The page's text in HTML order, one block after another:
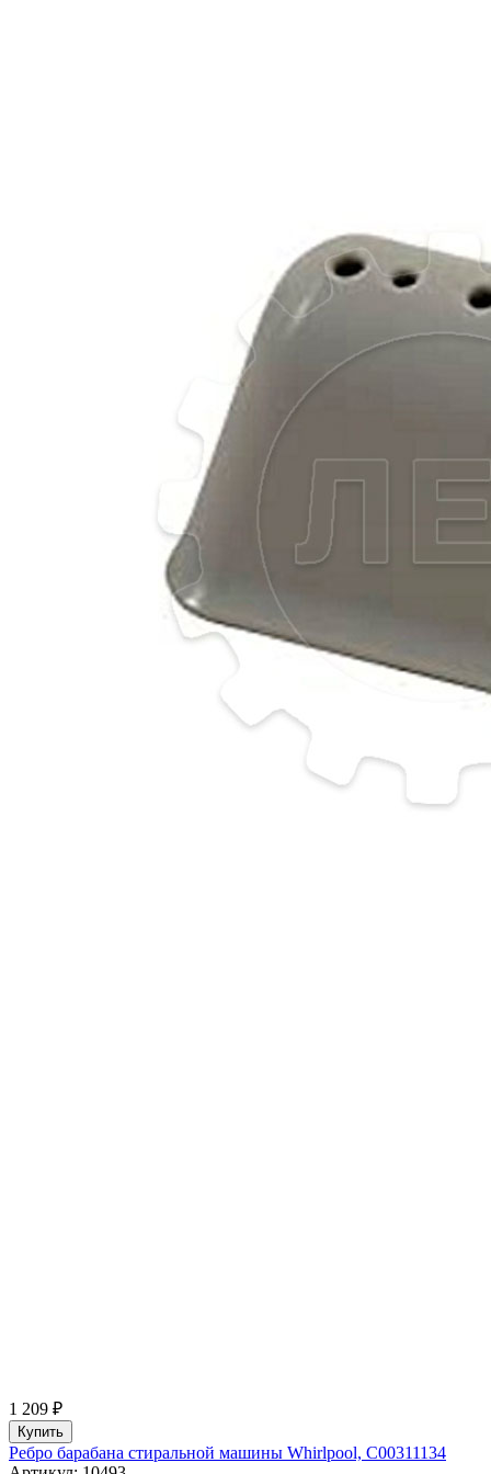
1 209 ₽
Купить
Ребро барабана стиральной машины Whirlpool, C00311134